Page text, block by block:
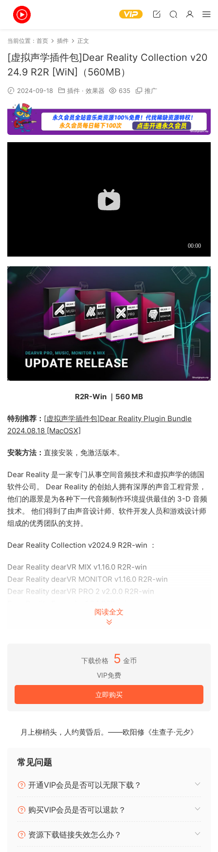
当前位置： 首页 插件 正文
[虚拟声学插件包]Dear Reality Collection v20
24.9 R2R [WiN]（560MB）
2024-09-18 插件 · 效果器 635 推广
R2R-Win ｜560 MB
特别推荐： [虚拟声学插件包]Dear Reality Plugin Bundle
2024.08.18 [MacOSX]
安装方法： 直接安装，免激活版本。
Dear Reality 是一家专门从事空间音频技术和虚拟声学的德国
软件公司。 Dear Reality 的创始人拥有深厚的声音工程背景，
他们的愿景是为各种下一代音频制作环境提供最佳的 3-D 音频
技术。 他们得到了由声音设计师、软件开发人员和游戏设计师
组成的优秀团队的支持。
Dear Reality Collection v2024.9 R2R-win ：
Dear Reality dearVR MIX v1.16.0 R2R-win
Dear Reality dearVR MONITOR v1.16.0 R2R-win
Dear Reality dearVR PRO 2 v2.0.0 R2R-win
Dear Reality MIYA v1.0.1 R2R-win
阅读全文
下载价格 5 金币
VIP免费
立即购买
月上柳梢头，人约黄昏后。——欧阳修《生查子·元夕》
常见问题
开通VIP会员是否可以无限下载？
购买VIP会员是否可以退款？
资源下载链接失效怎么办？